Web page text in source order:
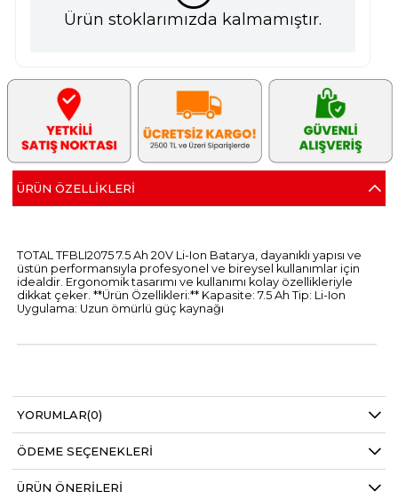
Ürün stoklarımızda kalmamıştır.
ÜRÜN ÖZELLIKLERI
TOTAL TFBLI2075 7.5 Ah 20V Li-Ion Batarya, dayanıklı yapısı ve
üstün performansıyla profesyonel ve bireysel kullanımlar için
idealdir. Ergonomik tasarımı ve kullanımı kolay özellikleriyle
dikkat çeker. **Ürün Özellikleri:** Kapasite: 7.5 Ah Tip: Li-Ion
Uygulama: Uzun ömürlü güç kaynağı
YORUMLAR(0)
ÖDEME SEÇENEKLERI
ÜRÜN ÖNERILERI